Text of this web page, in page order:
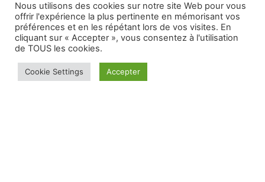
© 2023MENTION LÉGALE –POLITIQUE DE CONFIDENTIALITÉ – ACCES
PRO
Nous utilisons des cookies sur notre site Web pour vous
offrir l'expérience la plus pertinente en mémorisant vos
préférences et en les répétant lors de vos visites. En
cliquant sur « Accepter », vous consentez à l'utilisation
de TOUS les cookies.
Cookie Settings Accepter